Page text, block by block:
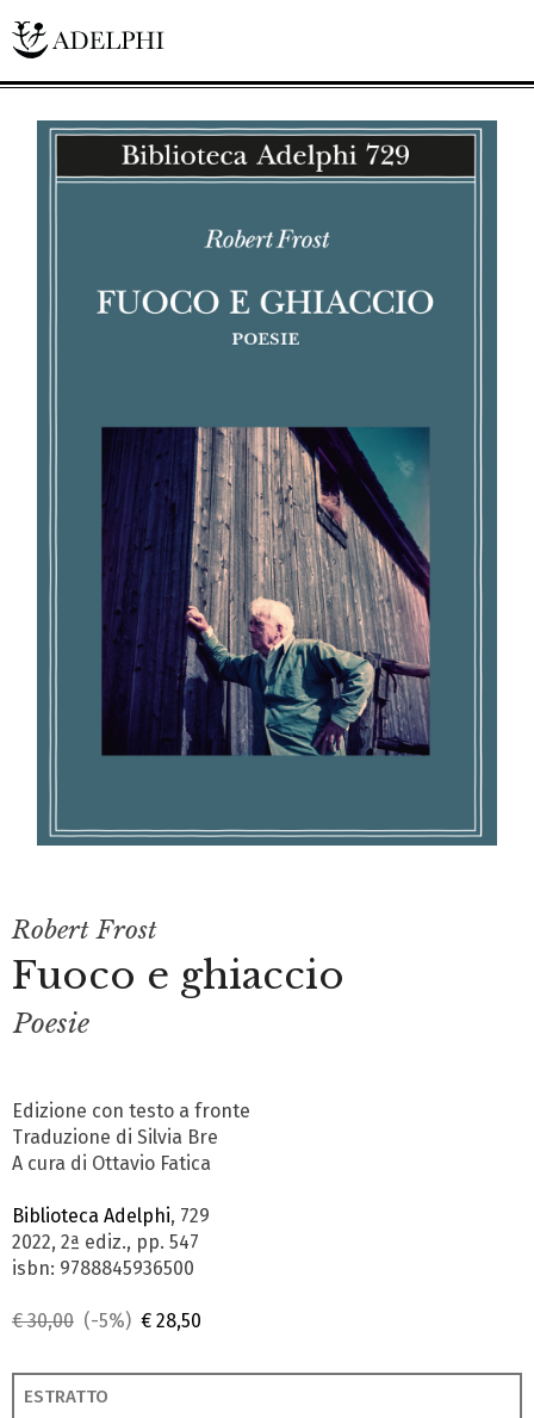
Robert Frost
Fuoco e ghiaccio
Poesie
Edizione con testo a fronte
Traduzione di Silvia Bre
A cura di Ottavio Fatica
Biblioteca Adelphi, 729
2022, 2ª ediz., pp. 547
isbn: 9788845936500
€ 30,00 (-5%) € 28,50
ESTRATTO